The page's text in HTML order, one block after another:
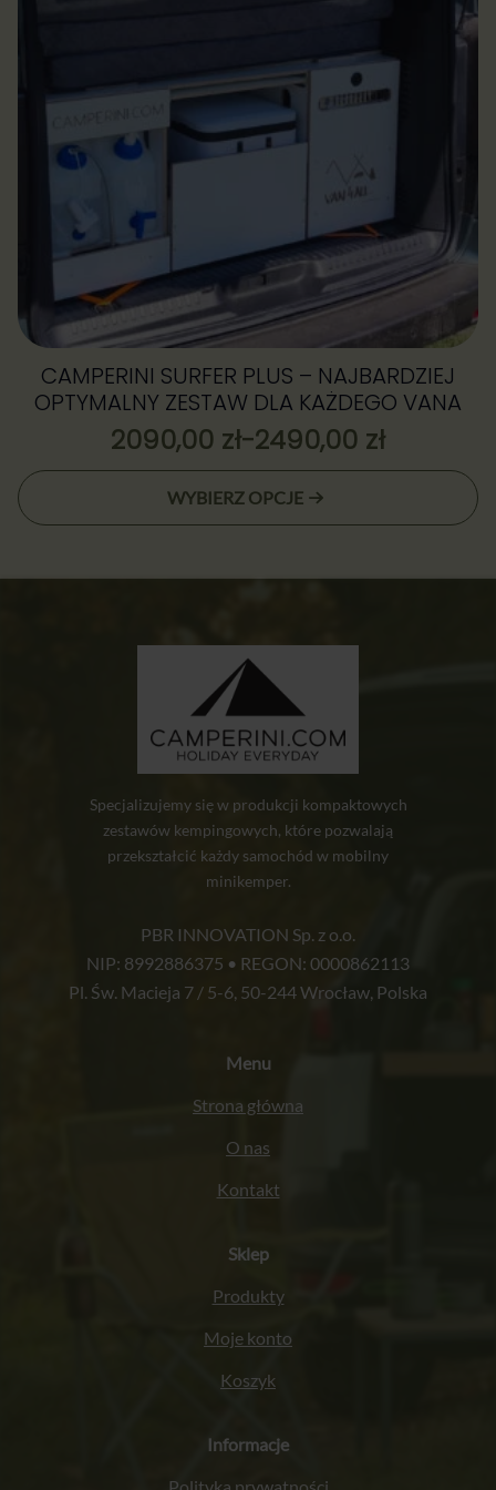
CAMPERINI SURFER PLUS – NAJBARDZIEJ
OPTYMALNY ZESTAW DLA KAŻDEGO VANA
2090,00 zł-2490,00 zł
Zakres
cen:
od
do
WYBIERZ OPCJE
Ten
produkt
Specjalizujemy się w produkcji kompaktowych
zestawów kempingowych, które pozwalają
przekształcić każdy samochód w mobilny
minikemper.
PBR INNOVATION Sp. z o.o.
NIP: 8992886375 • REGON: 0000862113
Pl. Św. Macieja 7 / 5-6, 50-244 Wrocław, Polska
Menu
Strona główna
O nas
Kontakt
Sklep
Produkty
Moje konto
Koszyk
Informacje